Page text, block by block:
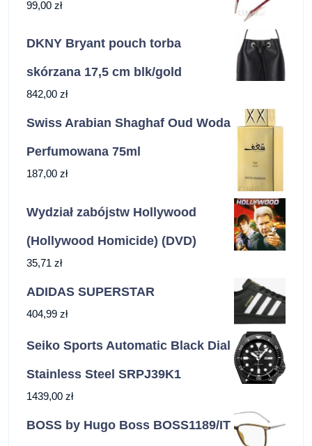
99,00 zł
DKNY Bryant pouch torba
skórzana 17,5 cm blk/gold
842,00 zł
Swiss Arabian Shaghaf Oud Woda
Perfumowana 75ml
187,00 zł
Wydział zabójstw Hollywood
(Hollywood Homicide) (DVD)
35,71 zł
ADIDAS SUPERSTAR
404,99 zł
Seiko Sports Automatic Black Dial
Stainless Steel SRPJ39K1
1439,00 zł
BOSS by Hugo Boss BOSS1189/IT